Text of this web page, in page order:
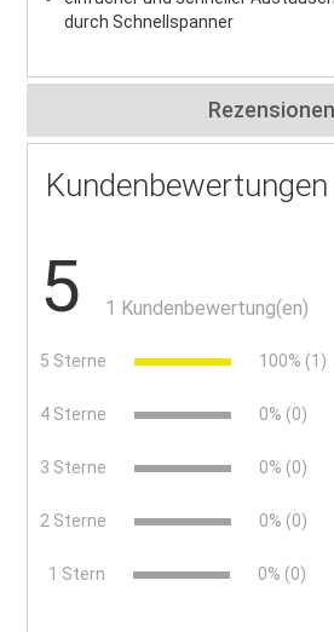
durch Schnellspanner
Rezensionen
Kundenbewertungen
5 1 Kundenbewertung(en)
5 Sterne 100% (1)
4 Sterne 0% (0)
3 Sterne 0% (0)
2 Sterne 0% (0)
1 Stern 0% (0)